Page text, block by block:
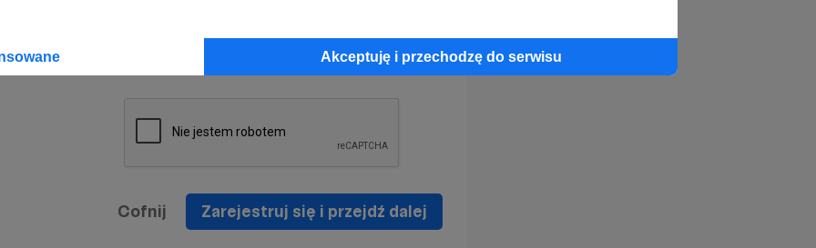
Akceptuję i przechodzę do serwisu
na
informacji handlowych - newslettera. Opcja ta może zostać
Cofnij Zarejestruj się i przejdź dalej